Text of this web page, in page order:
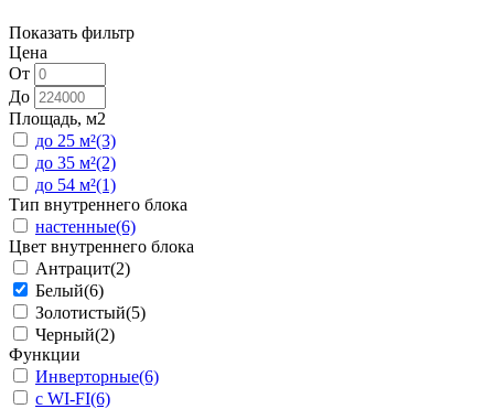
Показать фильтр
Цена
От
До
Площадь, м2
до 25 м²(3)
до 35 м²(2)
до 54 м²(1)
Тип внутреннего блока
настенные(6)
Цвет внутреннего блока
Антрацит(2)
Белый(6)
Золотистый(5)
Черный(2)
Функции
Инверторные(6)
с WI-FI(6)